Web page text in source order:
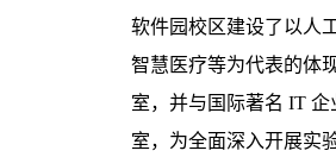
软件园校区建设了以人
智慧医疗等为代表的体
室，并与国际著名 IT 企
室，为全面深入开展实